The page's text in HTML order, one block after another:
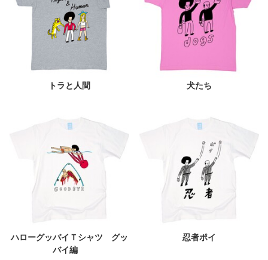
トラと人間 犬たち
ハローグッバイＴシャツ グッ
バイ編
忍者ポイ